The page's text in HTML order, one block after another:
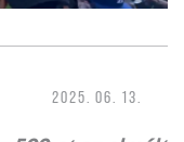
2025. 06. 13.